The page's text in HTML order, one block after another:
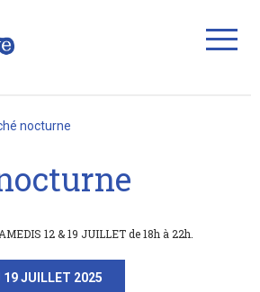
nocturne
12 & 19 JUILLET de 18h à 22h.
19 JUILLET 2025